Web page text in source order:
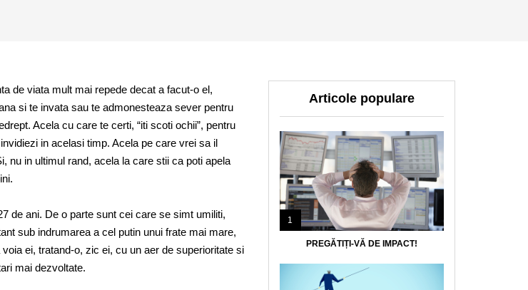
de viata mult mai repede decat a facut-o el,
si te invata sau te admonesteaza sever pentru
Acela cu care te certi, “iti scoti ochii”, pentru
in acelasi timp. Acela pe care vrei sa il
nu in ultimul rand, acela la care stii ca poti apela
de ani. De o parte sunt cei care se simt umiliti,
sub indrumarea a cel putin unui frate mai mare,
ei, tratand-o, zic ei, cu un aer de superioritate si
mai dezvoltate.
Articole populare
1
PREGĂTIȚI-VĂ DE IMPACT!